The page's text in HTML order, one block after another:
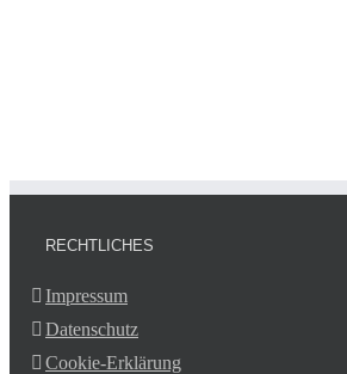
RECHTLICHES
Impressum
Datenschutz
Cookie-Erklärung